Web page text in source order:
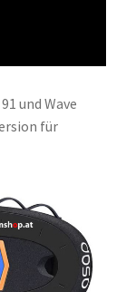
und Wave
für